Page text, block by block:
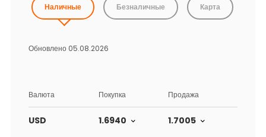
Устойчивость
Кадровые ресурсы
Наличные Безналичные Карта
Обновлено 05.08.2026
Валюта Покупка Продажа
USD 1.6940 1.7005